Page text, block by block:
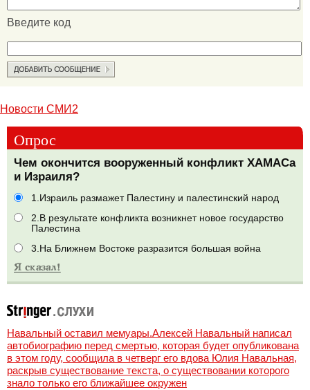
Введите код
Новости СМИ2
Опрос
Чем окончится вооруженный конфликт ХАМАСа
и Израиля?
1.Израиль размажет Палестину и палестинский народ
2.В результате конфликта возникнет новое государство
Палестина
3.На Ближнем Востоке разразится большая война
Навальный оставил мемуары.Алексей Навальный написал
автобиографию перед смертью, которая будет опубликована
в этом году, сообщила в четверг его вдова Юлия Навальная,
раскрыв существование текста, о существовании которого
знало только его ближайшее окружен